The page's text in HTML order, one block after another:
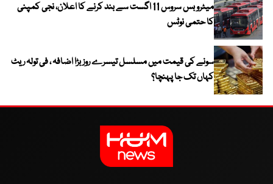
میٹرو بس سروس 11 اگست سے بند کرنے کا اعلان، نجی کمپنی
کا حتمی نوٹس
سونے کی قیمت میں مسلسل تیسرے روز بڑا اضافہ ، فی تولہ ریٹ
کہاں تک جا پہنچا؟